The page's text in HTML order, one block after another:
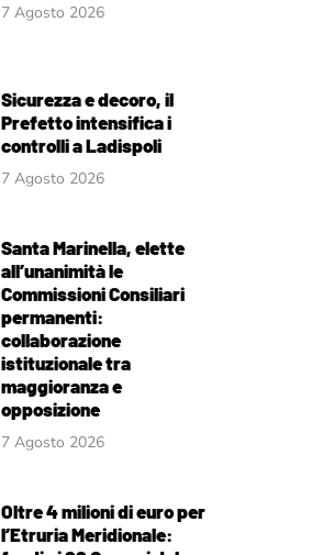
7 Agosto 2026
Sicurezza e decoro, il
Prefetto intensifica i
controlli a Ladispoli
7 Agosto 2026
Santa Marinella, elette
all’unanimità le
Commissioni Consiliari
permanenti:
collaborazione
istituzionale tra
maggioranza e
opposizione
7 Agosto 2026
Oltre 4 milioni di euro per
l’Etruria Meridionale: